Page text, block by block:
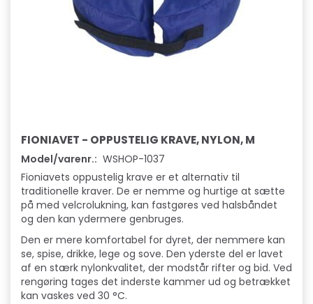
FIONIAVET - OPPUSTELIG KRAVE, NYLON, M
Model/varenr.: WSHOP-1037
Fioniavets oppustelig krave er et alternativ til
traditionelle kraver. De er nemme og hurtige at sætte
på med velcrolukning, kan fastgøres ved halsbåndet
og den kan ydermere genbruges.
Den er mere komfortabel for dyret, der nemmere kan
se, spise, drikke, lege og sove. Den yderste del er lavet
af en stærk nylonkvalitet, der modstår rifter og bid. Ved
rengøring tages det inderste kammer ud og betrækket
kan vaskes ved 30 °C.